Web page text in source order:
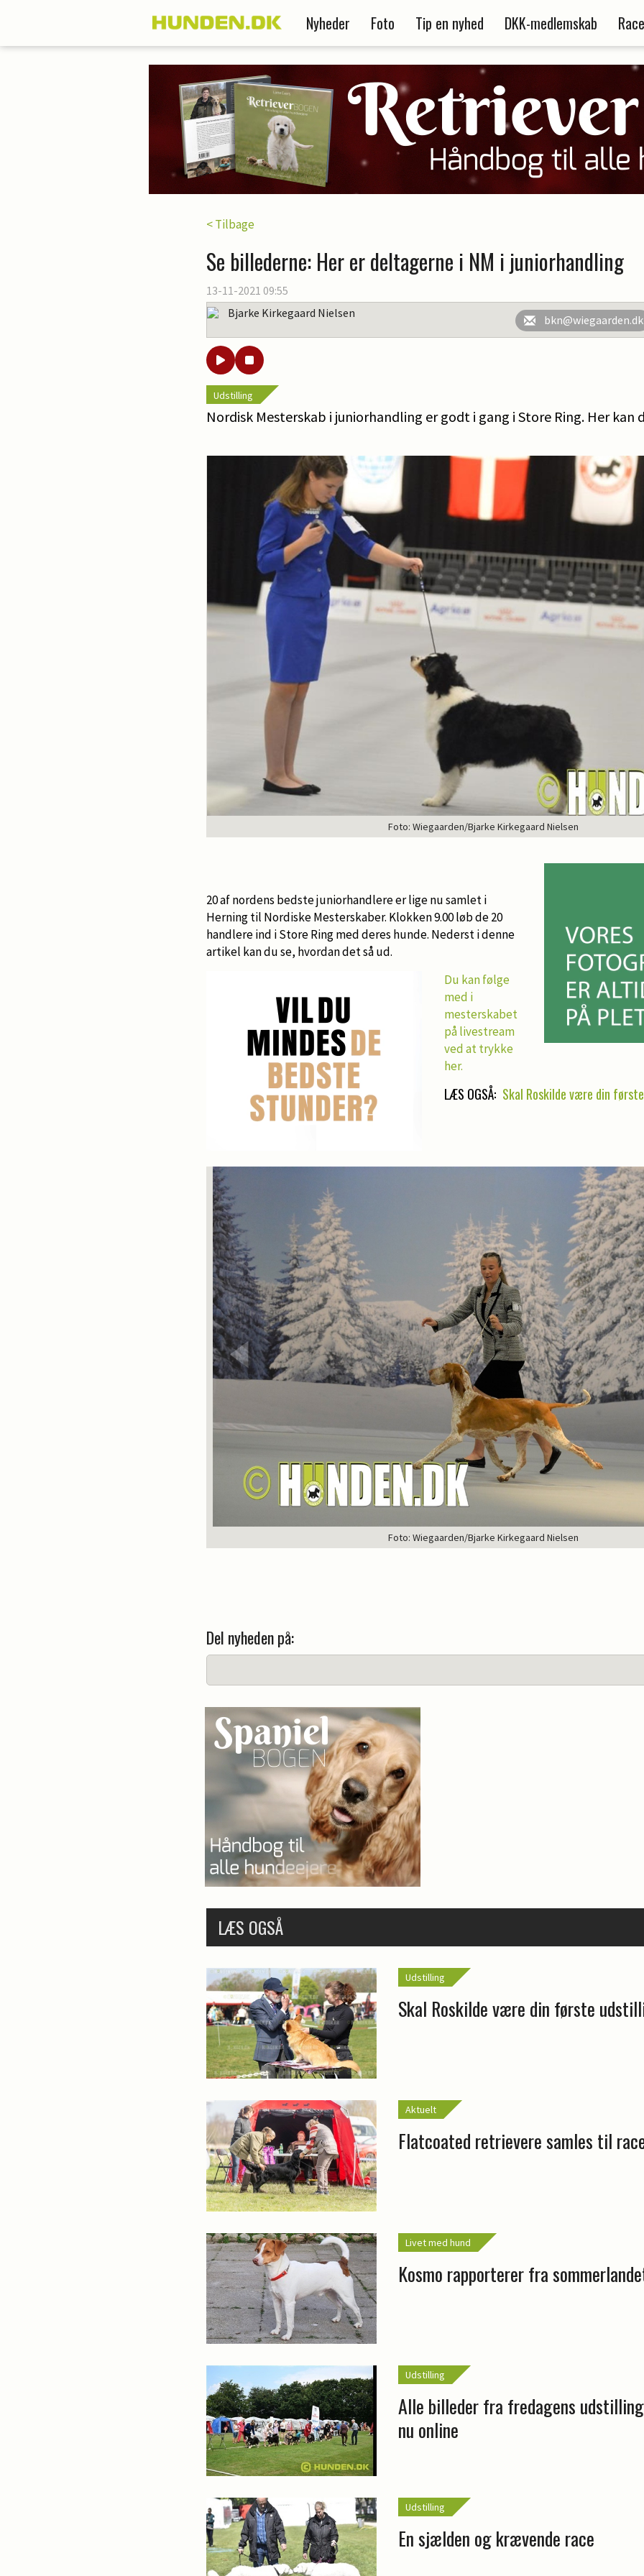
Nyheder Foto Tip en nyhed DKK-medlemskab
< Tilbage
Se billederne: Her er deltagerne i NM i juniorhandling
13-11-2021 09:55
Bjarke Kirkegaard Nielsen
bkn@wiegaarden.dk
Udstilling
Nordisk Mesterskab i juniorhandling er godt i gang i Store Ring. Her kan
Foto: Wiegaarden/Bjarke Kirkegaard Nielsen
20 af nordens bedste juniorhandlere er lige nu samlet i
Herning til Nordiske Mesterskaber. Klokken 9.00 løb de 20
handlere ind i Store Ring med deres hunde. Nederst i denne
artikel kan du se, hvordan det så ud.
Du kan følge
med i
mesterskabet
på livestream
ved at trykke
her.
LÆS OGSÅ: Skal Roskilde være din
Foto: Wiegaarden/Bjarke Kirkegaard Nielsen
Del nyheden på:
LÆS OGSÅ
Udstilling
Skal Roskilde være din første
Aktuelt
Flatcoated retrievere samles til
Livet med hund
Kosmo rapporterer fra
Udstilling
Alle billeder fra fredagens
nu online
Udstilling
En sjælden og krævende race